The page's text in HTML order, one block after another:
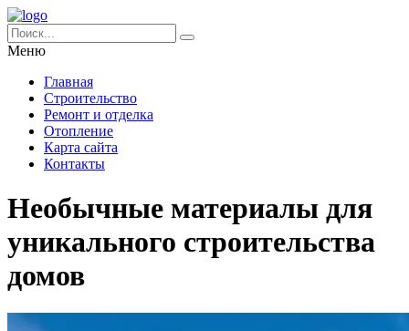
Меню
Главная
Строительство
Ремонт и отделка
Отопление
Карта сайта
Контакты
Необычные материалы для
уникального строительства
домов